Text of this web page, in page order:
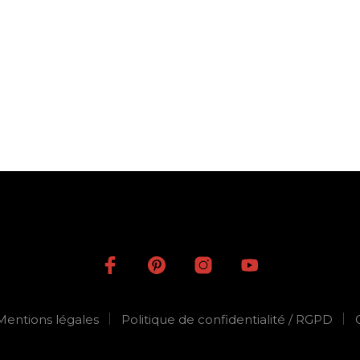
légales Politique de confidentialité / RGPD